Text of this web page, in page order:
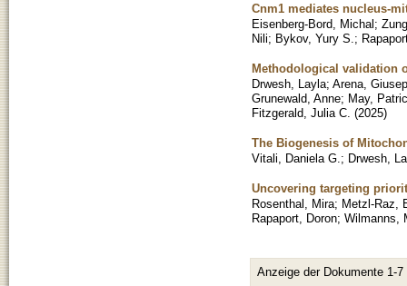
Cnm1 mediates nucleus-
Eisenberg-Bord, Michal;
Nili; Bykov, Yury S. ;
Methodological validation
Drwesh, Layla; Arena,
Grunewald, Anne; May,
Fitzgerald, Julia C. (2025)
The Biogenesis of
Vitali, Daniela G. ; Drwesh,
Uncovering targeting
Rosenthal, Mira; Metzl-Raz,
Rapaport, Doron; Wilmanns,
Anzeige der Dokumente 1-7